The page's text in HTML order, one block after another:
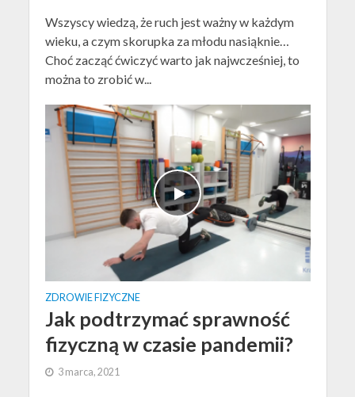
Wszyscy wiedzą, że ruch jest ważny w każdym
wieku, a czym skorupka za młodu nasiąknie…
Choć zacząć ćwiczyć warto jak najwcześniej, to
można to zrobić w...
ZDROWIE FIZYCZNE
Jak podtrzymać sprawność
fizyczną w czasie pandemii?
3 marca, 2021